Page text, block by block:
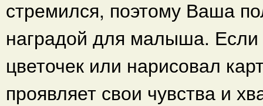
стремился, поэтому Ваша
наградой для малыша. Если
цветочек или нарисовал
проявляет свои чувства и